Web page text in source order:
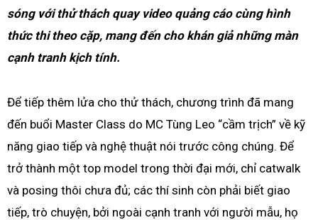
sóng với thử thách quay video quảng cáo cùng hình
thức thi theo cặp, mang đến cho khán giả những màn
cạnh tranh kịch tính.
Để tiếp thêm lửa cho thử thách, chương trình đã mang
đến buổi Master Class do MC Tùng Leo “cầm trịch” về kỹ
năng giao tiếp và nghệ thuật nói trước công chúng. Để
trở thành một top model trong thời đại mới, chỉ catwalk
và posing thôi chưa đủ; các thí sinh còn phải biết giao
tiếp, trò chuyện, bởi ngoài cạnh tranh với người mẫu, họ